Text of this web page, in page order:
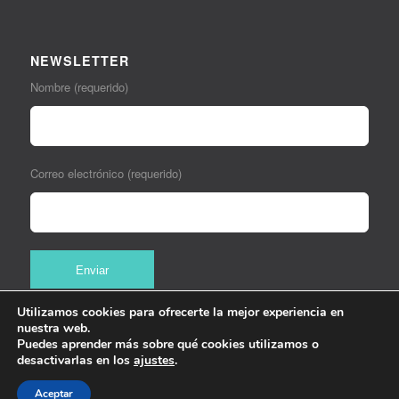
NEWSLETTER
Nombre (requerido)
Correo electrónico (requerido)
Utilizamos cookies para ofrecerte la mejor experiencia en
nuestra web.
Puedes aprender más sobre qué cookies utilizamos o
desactivarlas en los ajustes.
Aceptar